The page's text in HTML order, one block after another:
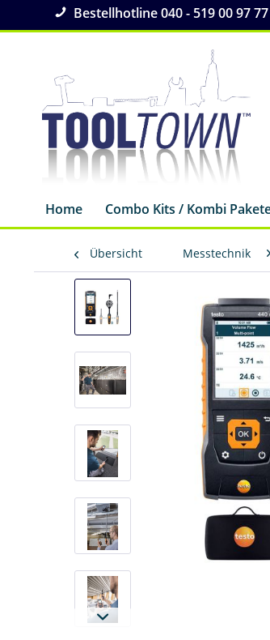
Bestellhotline 040 - 519 00 97 77
Home Combo Kits / Kombi
Übersicht Messtechnik